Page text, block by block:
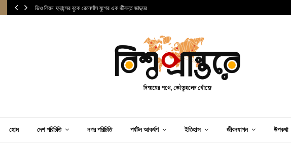
ভিও লিয়ন: ফ্রান্সের বুকে রেনেসাঁস যুগের এক জীবন্ত জাদুঘর
হোম দেশ পরিচিতি নগর পরিচিতি পর্যটন আকর্ষণ ইতিহাস জীবনযাপন উপকথা